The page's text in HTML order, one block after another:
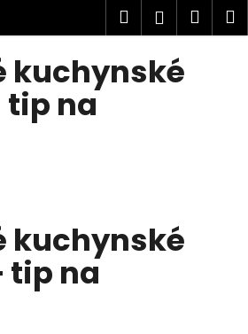
Hľadať
kuchynské
na
kuchynské
tip na